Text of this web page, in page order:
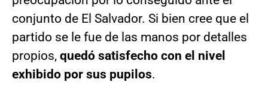
conjunto de El Salvador. Si bien cree que el
partido se le fue de las manos por detalles
propios, quedó satisfecho con el nivel
exhibido por sus pupilos.